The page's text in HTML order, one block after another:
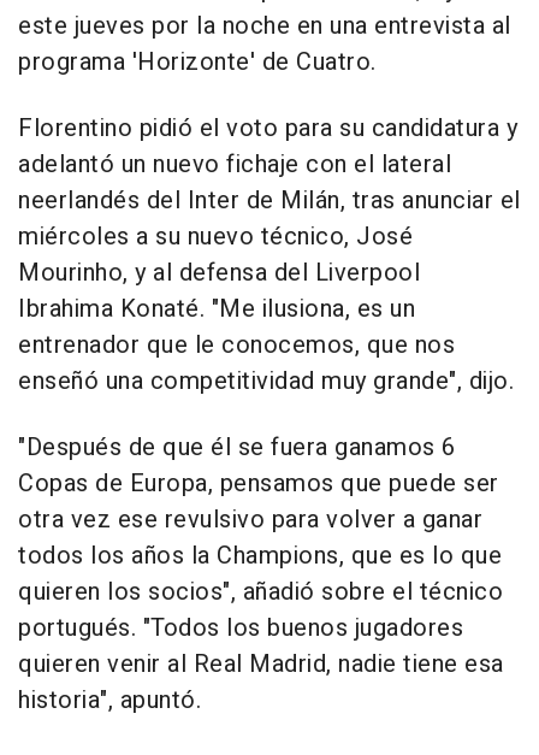
este jueves por la noche en una entrevista al
programa 'Horizonte' de Cuatro.
Florentino pidió el voto para su candidatura y
adelantó un nuevo fichaje con el lateral
neerlandés del Inter de Milán, tras anunciar el
miércoles a su nuevo técnico, José
Mourinho, y al defensa del Liverpool
Ibrahima Konaté. "Me ilusiona, es un
entrenador que le conocemos, que nos
enseñó una competitividad muy grande", dijo.
"Después de que él se fuera ganamos 6
Copas de Europa, pensamos que puede ser
otra vez ese revulsivo para volver a ganar
todos los años la Champions, que es lo que
quieren los socios", añadió sobre el técnico
portugués. "Todos los buenos jugadores
quieren venir al Real Madrid, nadie tiene esa
historia", apuntó.